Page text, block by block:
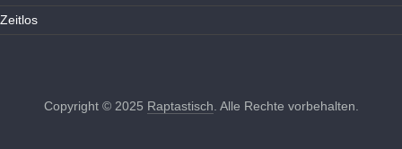
Zeitlos
Copyright © 2025 Raptastisch. Alle Rechte vorbehalten.